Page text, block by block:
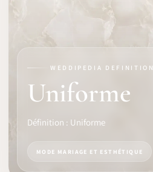
LOGICIEL
IDENTITÉ PRO
WEDDIPEDIA DEFINITION
Uniforme
Définition : Uniforme
MODE MARIAGE ET ESTHÉTIQUE